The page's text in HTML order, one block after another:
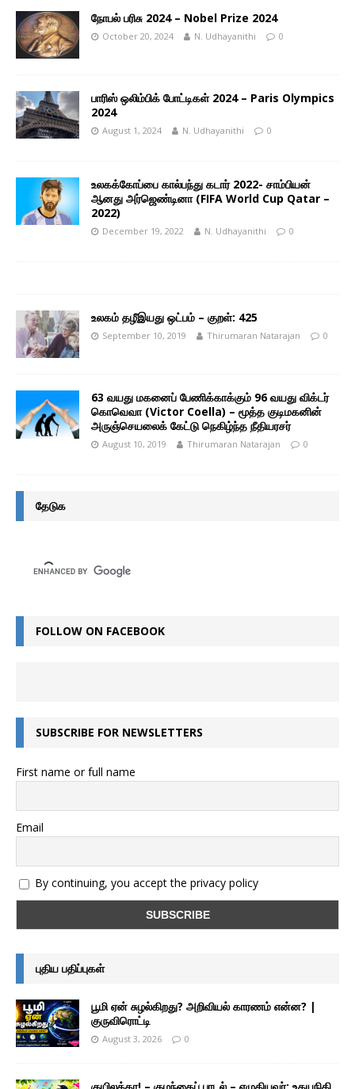
நோபல் பரிசு 2024 – Nobel Prize 2024
October 20, 2024 N. Udhayanithi 0
பாரிஸ் ஒலிம்பிக் போட்டிகள் 2024 – Paris Olympics
2024
August 1, 2024 N. Udhayanithi 0
உலகக்கோப்பை கால்பந்து கடார் 2022- சாம்பியன்
ஆனது அர்ஜெண்டினா (FIFA World Cup Qatar –
2022)
December 19, 2022 N. Udhayanithi 0
உலகம் தழீஇயது ஒட்பம் – குறள்: 425
September 10, 2019 Thirumaran Natarajan 0
63 வயது மகனைப் பேணிக்காக்கும் 96 வயது விக்டர்
கொவெவா (Victor Coella) – மூத்த குடிமகனின்
அருஞ்செயலைக் கேட்டு நெகிழ்ந்த நீதியரசர்
August 10, 2019 Thirumaran Natarajan 0
தேடுக
FOLLOW ON FACEBOOK
SUBSCRIBE FOR NEWSLETTERS
First name or full name
Email
By continuing, you accept the privacy policy
புதிய பதிப்புகள்
பூமி ஏன் சுழல்கிறது? அறிவியல் காரணம் என்ன? |
குருவிரொட்டி
August 3, 2026 0